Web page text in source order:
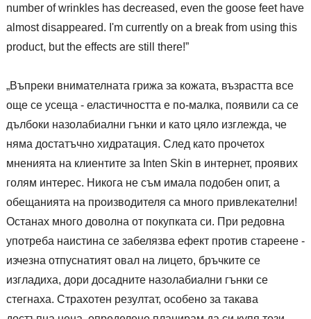
number of wrinkles has decreased, even the goose feet have
almost disappeared. I'm currently on a break from using this
product, but the effects are still there!”
„Въпреки внимателната грижа за кожата, възрастта все
още се усеща - еластичността е по-малка, появили са се
дълбоки назолабиални гънки и като цяло изглежда, че
няма достатъчно хидратация. След като прочетох
мненията на клиентите за Inten Skin в интернет, проявих
голям интерес. Никога не съм имала подобен опит, а
обещанията на производителя са много привлекателни!
Останах много доволна от покупката си. При редовна
употреба наистина се забелязва ефект против стареене -
изчезна отпуснатият овал на лицето, бръчките се
изгладиха, дори досадните назолабиални гънки се
стегнаха. Страхотен резултат, особено за такава